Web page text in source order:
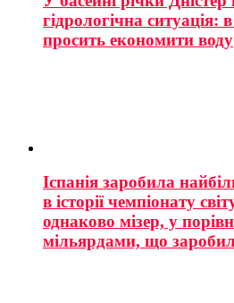
гідрологічна ситуація:
просить економити воду
Іспанія заробила
в історії чемпіонату
однаково мізер, у
мільярдами, що